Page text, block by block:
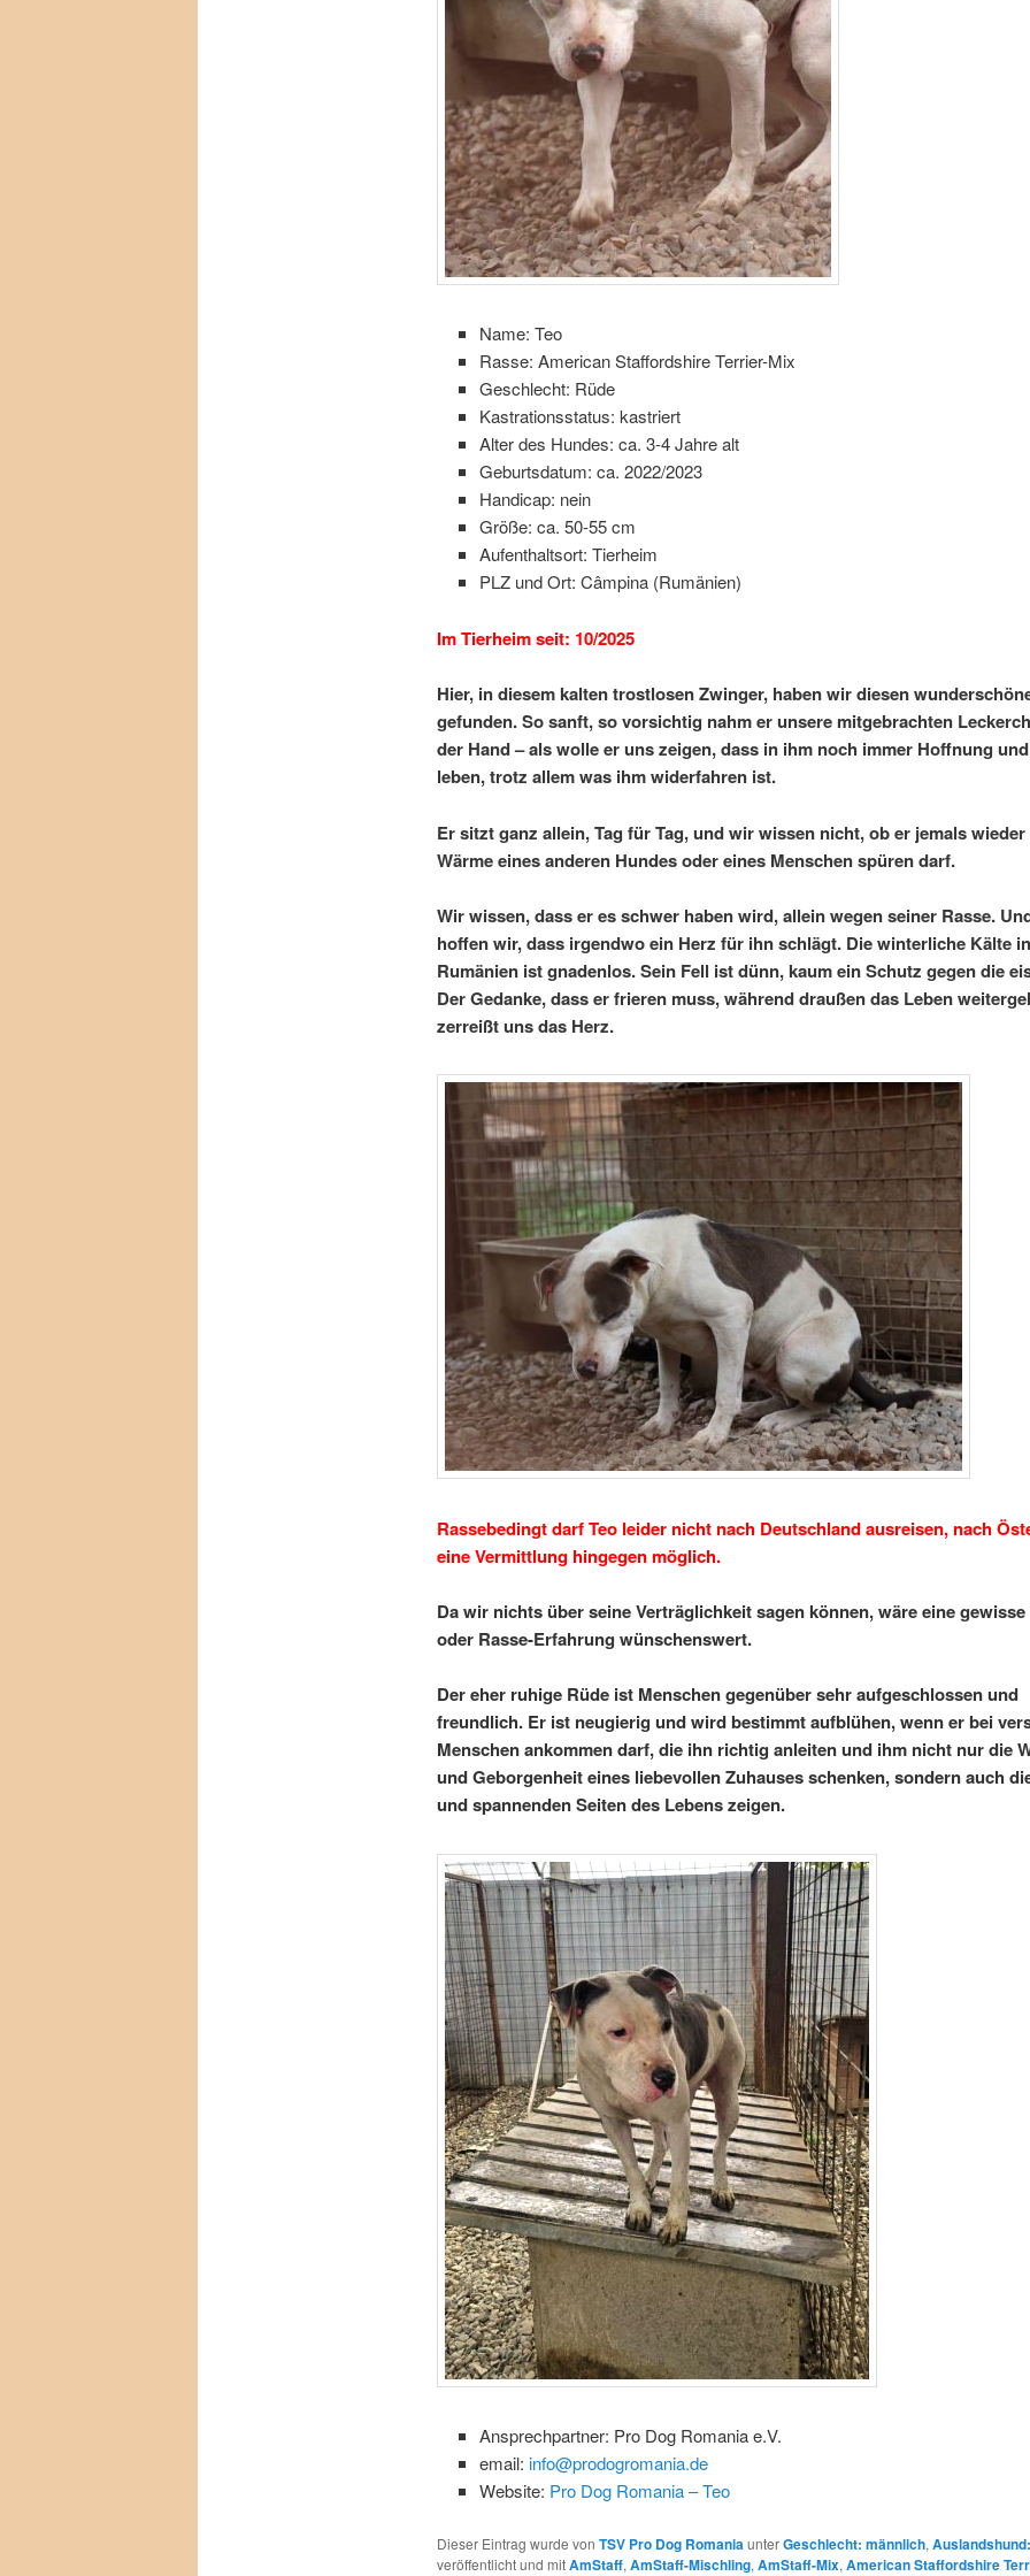
Name: Teo
Rasse: American Staffordshire Terrier-Mix
Geschlecht: Rüde
Kastrationsstatus: kastriert
Alter des Hundes: ca. 3-4 Jahre alt
Geburtsdatum: ca. 2022/2023
Handicap: nein
Größe: ca. 50-55 cm
Aufenthaltsort: Tierheim
PLZ und Ort: Câmpina (Rumänien)
Im Tierheim seit: 10/2025
Hier, in diesem kalten trostlosen Zwinger, haben wir diesen
gefunden. So sanft, so vorsichtig nahm er unsere mitgebrachten
der Hand – als wolle er uns zeigen, dass in ihm noch immer Hoffnung
leben, trotz allem was ihm widerfahren ist.
Er sitzt ganz allein, Tag für Tag, und wir wissen nicht, ob er jemals wieder
Wärme eines anderen Hundes oder eines Menschen spüren darf.
Wir wissen, dass er es schwer haben wird, allein wegen seiner Rasse.
hoffen wir, dass irgendwo ein Herz für ihn schlägt. Die winterliche Kälte in
Rumänien ist gnadenlos. Sein Fell ist dünn, kaum ein Schutz gegen die
Der Gedanke, dass er frieren muss, während draußen das Leben
zerreißt uns das Herz.
Rassebedingt darf Teo leider nicht nach Deutschland ausreisen, nach
eine Vermittlung hingegen möglich.
Da wir nichts über seine Verträglichkeit sagen können, wäre eine
oder Rasse-Erfahrung wünschenswert.
Der eher ruhige Rüde ist Menschen gegenüber sehr aufgeschlossen und
freundlich. Er ist neugierig und wird bestimmt aufblühen, wenn er bei
Menschen ankommen darf, die ihn richtig anleiten und ihm nicht nur die
und Geborgenheit eines liebevollen Zuhauses schenken, sondern auch
und spannenden Seiten des Lebens zeigen.
Ansprechpartner: Pro Dog Romania e.V.
email:info@prodogromania.de
Website: Pro Dog Romania – Teo
Dieser Eintrag wurde von TSV Pro Dog Romania unterGeschlecht: männlich,
veröffentlicht und mitAmStaff, AmStaff-Mischling, AmStaff-Mix, American Staffordshire